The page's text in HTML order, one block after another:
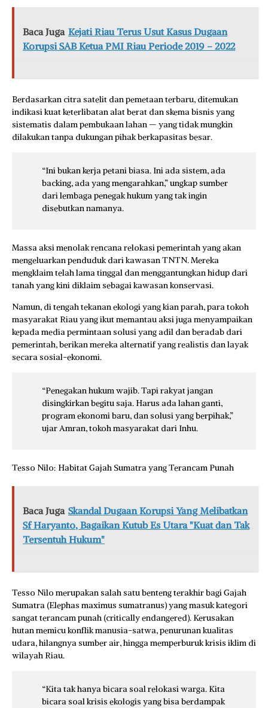
Baca Juga Kejati Riau Terus Usut Kasus Dugaan
Korupsi SAB Ketua PMI Riau Periode 2019 – 2022
Berdasarkan citra satelit dan pemetaan terbaru, ditemukan
indikasi kuat keterlibatan alat berat dan skema bisnis yang
sistematis dalam pembukaan lahan — yang tidak mungkin
dilakukan tanpa dukungan pihak berkapasitas besar.
“Ini bukan kerja petani biasa. Ini ada sistem, ada
backing, ada yang mengarahkan,” ungkap sumber
dari lembaga penegak hukum yang tak ingin
disebutkan namanya.
Massa aksi menolak rencana relokasi pemerintah yang akan
mengeluarkan penduduk dari kawasan TNTN. Mereka
mengklaim telah lama tinggal dan menggantungkan hidup dari
tanah yang kini diklaim sebagai kawasan konservasi.
Namun, di tengah tekanan ekologi yang kian parah, para tokoh
masyarakat Riau yang ikut memantau aksi juga menyampaikan
kepada media permintaan solusi yang adil dan beradab dari
pemerintah, berikan mereka alternatif yang realistis dan layak
secara sosial-ekonomi.
“Penegakan hukum wajib. Tapi rakyat jangan
disingkirkan begitu saja. Harus ada lahan ganti,
program ekonomi baru, dan solusi yang berpihak,”
ujar Amran, tokoh masyarakat dari Inhu.
Tesso Nilo: Habitat Gajah Sumatra yang Terancam Punah
Baca Juga Skandal Dugaan Korupsi Yang Melibatkan
Sf Haryanto, Bagaikan Kutub Es Utara "Kuat dan Tak
Tersentuh Hukum"
Tesso Nilo merupakan salah satu benteng terakhir bagi Gajah
Sumatra (Elephas maximus sumatranus) yang masuk kategori
sangat terancam punah (critically endangered). Kerusakan
hutan memicu konflik manusia-satwa, penurunan kualitas
udara, hilangnya sumber air, hingga memperburuk krisis iklim di
wilayah Riau.
“Kita tak hanya bicara soal relokasi warga. Kita
bicara soal krisis ekologis yang bisa berdampak